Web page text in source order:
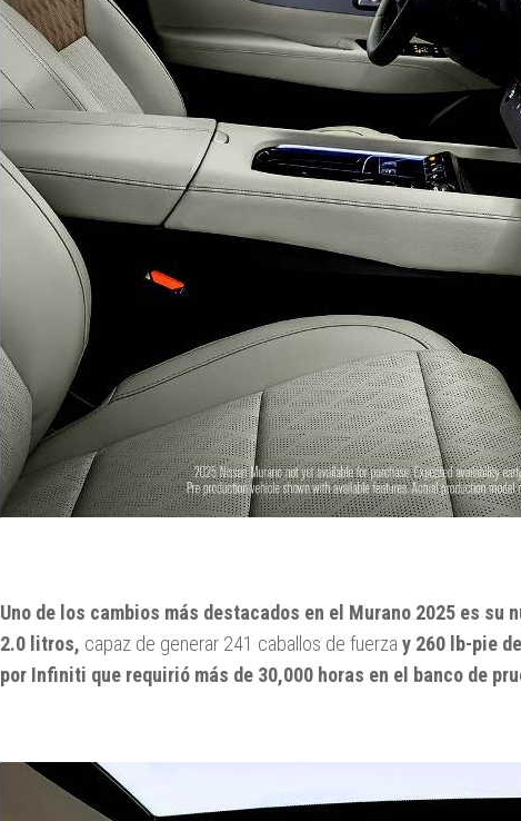
Uno de los cambios más destacados en el Murano 2025 es
2.0 litros, capaz de generar 241 caballos de fuerza y 260 lb-pie
por Infiniti que requirió más de 30,000 horas en el banco de